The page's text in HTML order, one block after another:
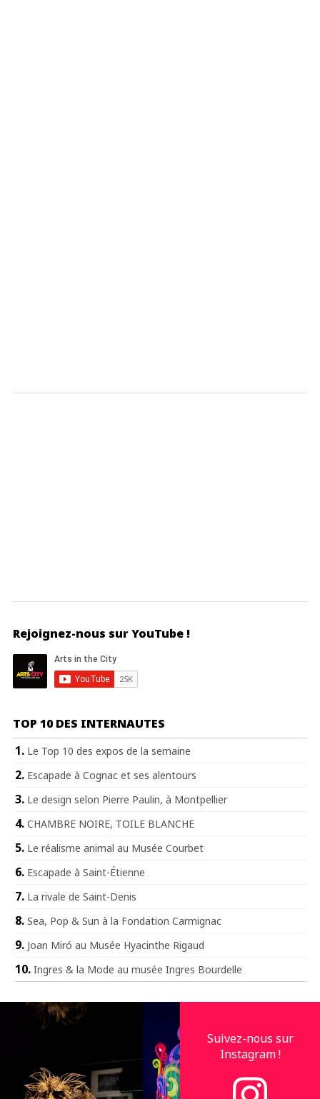
Rejoignez-nous sur YouTube !
TOP 10 DES INTERNAUTES
Le Top 10 des expos de la semaine
Escapade à Cognac et ses alentours
Le design selon Pierre Paulin, à Montpellier
CHAMBRE NOIRE, TOILE BLANCHE
Le réalisme animal au Musée Courbet
Escapade à Saint-Étienne
La rivale de Saint-Denis
Sea, Pop & Sun à la Fondation Carmignac
Joan Miró au Musée Hyacinthe Rigaud
Ingres & la Mode au musée Ingres Bourdelle
Suivez-nous sur
Instagram !